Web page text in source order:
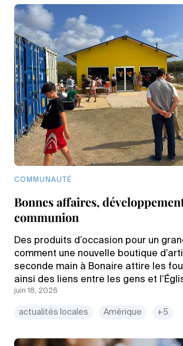
COMMUNAUTÉ
Bonnes affaires,
communion
Des produits d’occasion pour un
comment une nouvelle boutique
seconde main à Bonaire attire les
ainsi des liens entre les gens et
juin 18, 2026
actualités locales Amérique +5